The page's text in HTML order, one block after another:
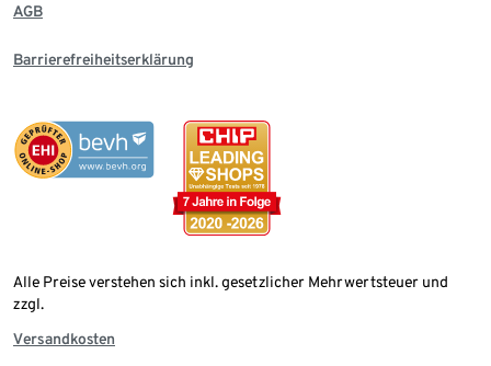
AGB
Barrierefreiheitserklärung
Alle Preise verstehen sich inkl. gesetzlicher Mehrwertsteuer und
zzgl.
Versandkosten